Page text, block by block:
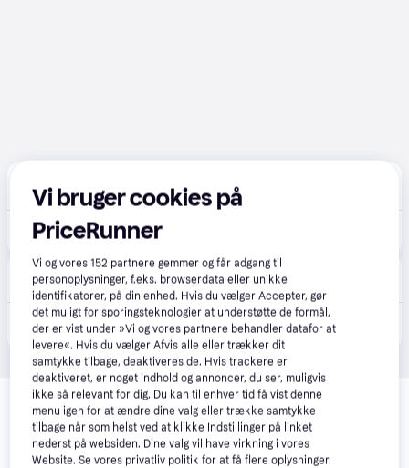
Bestillingsvare
Nikon D7500 kit 18-140 mm VR
CS MEGASTORE 4.5 (1861)
Bestillingsvare
(ComputerSalg) Nikon D7500 + AF-S DX NIKKOR 18-140 VR, 20,9 MP, 5568 x 3712 pixel, CMOS, 4K Ultra HD, Berøringsskærm, Sort 10.494 kr.
Eller 3 betalinger af 3.498 kr.
Relaterede produkter
Se vores forslag til andre produkter, der matcher dine
interesser. Vis alle
Vi bruger cookies på
PriceRunner
Vi og vores152 partnere gemmer og får adgang til
personoplysninger, f.eks. browserdata eller unikke
identifikatorer, på din enhed. Hvis du vælger Accepter, gør
det muligt for sporingsteknologier at understøtte de formål,
der er vist under »Vi og vores partnere behandler datafor at
levere«. Hvis du vælger Afvis alle eller trækker dit
samtykke tilbage, deaktiveres de. Hvis trackere er
deaktiveret, er noget indhold og annoncer, du ser, muligvis
ikke så relevant for dig. Du kan til enhver tid få vist denne
menu igen for at ændre dine valg eller trække samtykke
tilbage når som helst ved at klikke Indstillinger på linket
nederst på websiden. Dine valg vil have virkning i vores
Website. Se vores privatliv politik for at få flere oplysninger.